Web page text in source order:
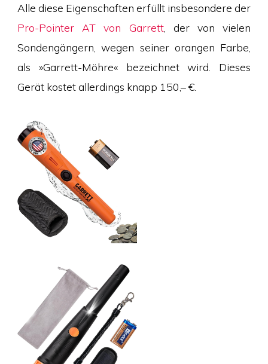
Alle diese Eigenschaften erfüllt insbesondere der
Pro-Pointer AT von Garrett, der von vielen
Sondengängern, wegen seiner orangen Farbe,
als »Garrett-Möhre« bezeichnet wird. Dieses
Gerät kostet allerdings knapp 150,– €.